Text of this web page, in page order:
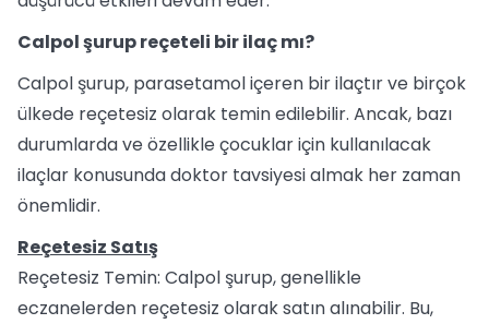
Calpol şurup reçeteli bir ilaç mı?
Calpol şurup, parasetamol içeren bir ilaçtır ve birçok
ülkede reçetesiz olarak temin edilebilir. Ancak, bazı
durumlarda ve özellikle çocuklar için kullanılacak
ilaçlar konusunda doktor tavsiyesi almak her zaman
önemlidir.
Reçetesiz Satış
Reçetesiz Temin: Calpol şurup, genellikle
eczanelerden reçetesiz olarak satın alınabilir. Bu,